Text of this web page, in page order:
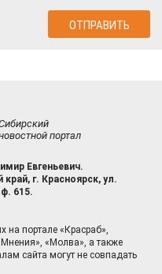
портал
Евгеньевич.
край, г. Красноярск, ул.
615.
на портале «Красраб»,
«Молва», а также
сайта могут не совпадать